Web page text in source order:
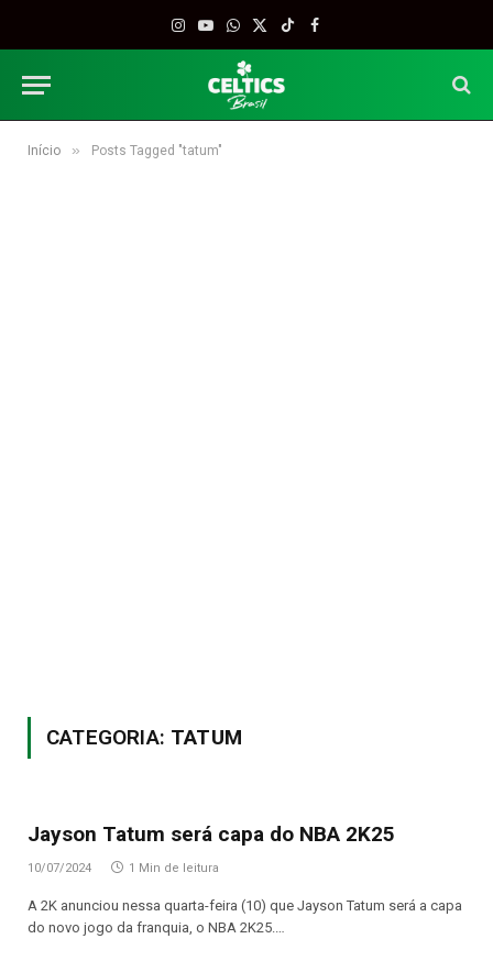
Instagram
YouTube
WhatsApp
X
TikTokFacebook
Início » Posts Tagged "tatum"
CATEGORIA: TATUM
Jayson Tatum será capa do NBA 2K25
10/07/2024 1 Min de leitura
A 2K anunciou nessa quarta-feira (10) que Jayson Tatum será a capa
do novo jogo da franquia, o NBA 2K25.…